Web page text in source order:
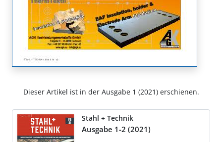
Dieser Artikel ist in der Ausgabe 1 (2021) erschienen.
Stahl + Technik
Ausgabe 1-2 (2021)